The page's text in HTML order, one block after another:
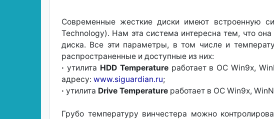
Современные жесткие диски имеют встроенную
Technology). Нам эта система интересна тем, что
диска. Все эти параметры, в том числе и
распространенные и доступные из них:
· утилита HDD Temperatureработает в ОС Win9x,
адресу: www.siguardian.ru;
· утилита Drive Temperature работает в ОС Win9x,
Грубо температуру винчестера можно